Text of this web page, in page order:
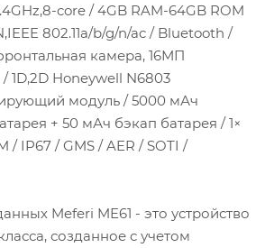
core / 4GB RAM-64GB ROM
802.11a/b/g/n/ac / Bluetooth /
камера, 16МП
1D,2D Honeywell N6803
модуль / 5000 мАч
+ 50 мАч бэкап батарея / 1×
/ IP67 / GMS / AER / SOTI /
Meferi ME61 - это устройство
созданное с учетом